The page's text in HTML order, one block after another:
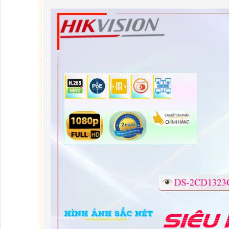
Đầu Ghi Hikvision
Đầu Ghi Kbvision
Đầu Ghi Vantech
Đầu Ghi Wifi
Đầu Ghi 4 Kênh
Đầu Ghi 8 Kênh
Đầu Ghi 16 Kênh
Đầu Ghi 32 Kênh
Đầu Ghi 64 Kênh
Máy Chấm Công Dahua
Máy Chấm Công Kbvision